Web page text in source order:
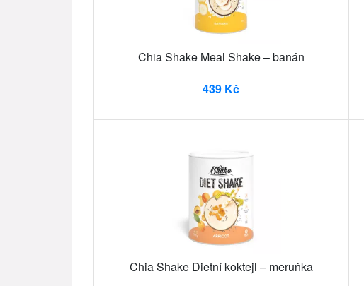
Chia Shake Meal Shake – banán
439 Kč
Chia Shake Dietní koktejl – meruňka